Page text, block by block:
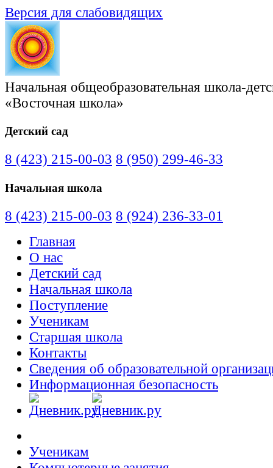
Версия для слабовидящих
Начальная общеобразовательная школа-
«Восточная школа»
Детский сад
8 (423) 215-00-03 8 (950) 299-46-33
Начальная школа
8 (423) 215-00-03 8 (924) 236-33-01
Главная
О нас
Детский сад
Начальная школа
Поступление
Ученикам
Старшая школа
Контакты
Сведения об образовательной
Информационная безопасность
Ученикам